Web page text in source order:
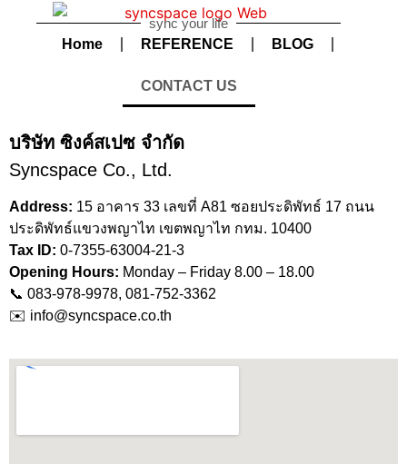
sync your life
Home
REFERENCE BLOG
CONTACT US
บริษัท ซิงค์สเปซ จำกัด
Syncspace Co., Ltd.
Address: 15 อาคาร 33 เลขที่ A81 ซอยประดิพัทธ์ 17 ถนน
ประดิพัทธ์แขวงพญาไท เขตพญาไท กทม. 10400
Tax ID: 0-7355-63004-21-3
Opening Hours: Monday – Friday 8.00 – 18.00
📞 083-978-9978, 081-752-3362
✉️ info@syncspace.co.th